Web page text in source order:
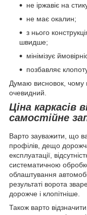
не іржавіє на
не має окалин;
з нього
швидше;
мінімізує
позбавляє
Думаю висновок, чому
очевидний.
Ціна каркасів
самостійне
Варто зауважити, що
профілів, дещо
експлуатації,
систематичною
облаштування
результаті ворота
дорожче і клопітніше.
Також варто